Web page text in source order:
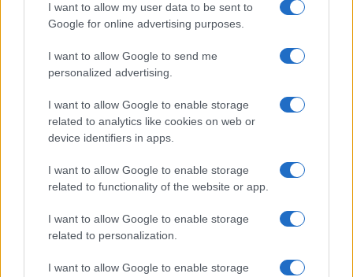
I want to allow my user data to be sent to
Google for online advertising purposes.
I want to allow Google to send me
personalized advertising.
I want to allow Google to enable storage
related to analytics like cookies on web or
device identifiers in apps.
I want to allow Google to enable storage
related to functionality of the website or app.
I want to allow Google to enable storage
related to personalization.
I want to allow Google to enable storage
Condividi l'articolo
F
a
ce
b
o
o
k
T
w
it
te
r
Pi
n
te
re
st
W
h
at
s
A
p
p
S
a
re
Articolo precedente
Prossimo articolo
NOTIZIE RECENTI
Michelle Hunziker in Gallura, bella anche dal